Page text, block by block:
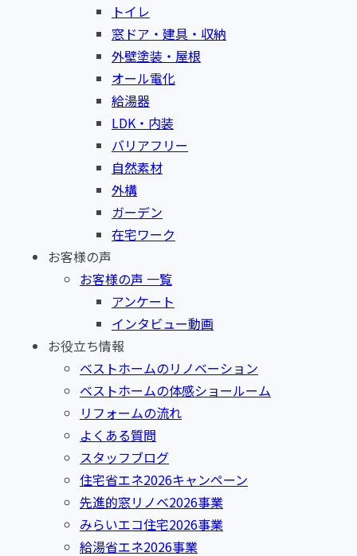
トイレ
窓ドア・建具・収納
外壁塗装・屋根
オール電化
給湯器
LDK・内装
バリアフリー
自然素材
外構
ガーデン
在宅ワーク
お客様の声
お客様の声 一覧
アンケート
インタビュー動画
お役立ち情報
ベストホームのリノベーション
ベストホームの体感ショールーム
リフォームの流れ
よくある質問
スタッフブログ
住宅省エネ2026キャンペーン
先進的窓リノベ2026事業
みらいエコ住宅2026事業
給湯省エネ2026事業